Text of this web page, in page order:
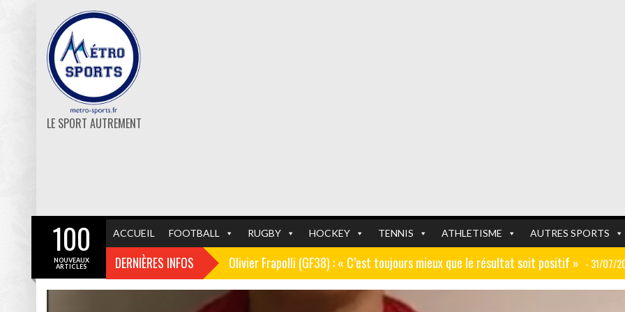
LE SPORT AUTREMENT
ACCUEIL FOOTBALL RUGBY HOCKEY TENNIS ATHLETISME AUTRES SPORTS
DERNIÈRES INFOS Olivier Frapolli (GF38) : « C’est toujours mieux que le résultat soit positif » - 31/07/
Christophe Pélissier (ex AJ Auxerre) : « Le travail dans les centres de formation est
100
NOUVEAUX
ARTICLES
FOOTBALL